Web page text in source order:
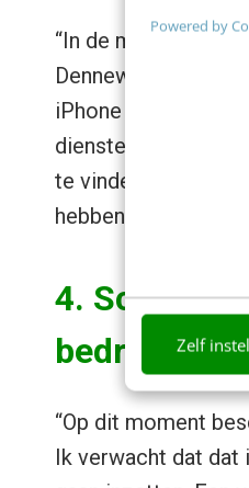
Powered by
Zelf
“In de mobiele
Denneweg in Den
iPhone bestel je
diensten op je
te vinden zijn, of
hebben.”
4.
bedrijven
“Op dit moment
Ik verwacht dat dat